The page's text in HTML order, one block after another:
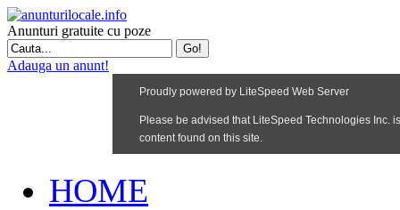
Anunturi gratuite cu poze
Adauga un anunt!
HOME